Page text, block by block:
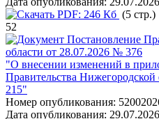
PDF: 246 Кб (5 стр.)
52
Постановление
области от 28.07.2026 № 376
"О внесении изменений в
Правительства
215"
Номер опубликования:
Дата опубликования: 29.07.2026